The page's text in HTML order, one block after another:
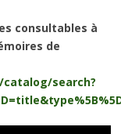
consultables à
de
search?